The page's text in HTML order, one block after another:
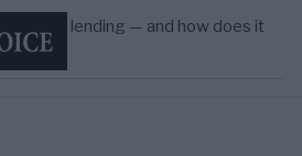
is P2B lending — and how does it
D. Wolff: Därför provocerar